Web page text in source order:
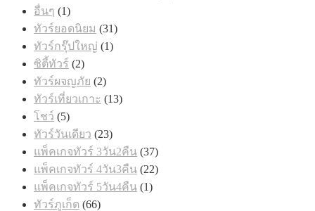
อื่นๆ 11
สินค้า
ทัวร์ยอดนิยม 3131
ทัวร์กรุ๊ปใหญ่ 11
ซิตี้ทัวร์ 22
สินค้า
ทัวร์ผจญภัย 22
สินค้า
ทัวร์เที่ยวเกาะ 1313
โชว์ 55
สินค้า
ทัวร์วันเดียว 2323
สินค้า
แพ็คเกจทัวร์ 3วัน2คืน 3737
สินค้า
แพ็คเกจทัวร์ 4วัน3คืน 2222
แพ็คเกจทัวร์ 5วัน4คืน 11
ทัวร์ภูเก็ต 6666